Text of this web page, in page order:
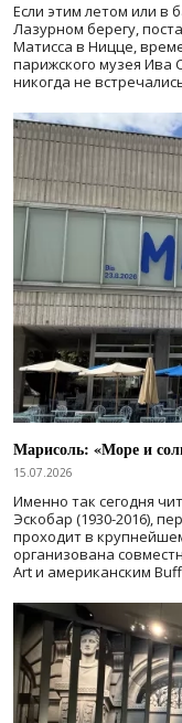
Если этим летом или в
Лазурном берегу,
Матисса в Ницце,
парижского музея Ива
никогда не
Марисоль: «Море и
15.07.2026
Именно так сегодня
Эскобар (1930-2016),
проходит в
организована
Art и американским